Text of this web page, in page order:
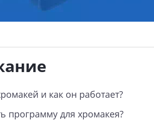
и как он работает?
программу для хромакея?